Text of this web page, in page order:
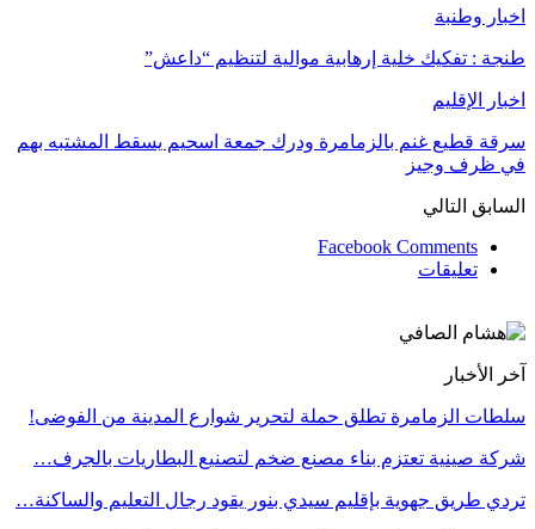
اخبار وطنبة
طنجة : تفكيك خلية إرهابية موالية لتنظيم “داعش”
اخبار الإقليم
سرقة قطيع غنم بالزمامرة ودرك جمعة اسحيم يسقط المشتبه بهم
في ظرف وجيز
السابق التالي
Facebook Comments
تعليقات
آخر الأخبار
سلطات الزمامرة تطلق حملة لتحرير شوارع المدينة من الفوضى!
شركة صينية تعتزم بناء مصنع ضخم لتصنيع البطاريات بالجرف…
تردي طريق جهوية بإقليم سيدي بنور يقود رجال التعليم والساكنة…